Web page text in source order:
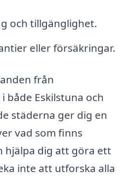
och tillgänglighet.
eller försäkringar.
från
både Eskilstuna och
städerna ger dig en
vad som finns
hjälpa dig att göra ett
inte att utforska alla